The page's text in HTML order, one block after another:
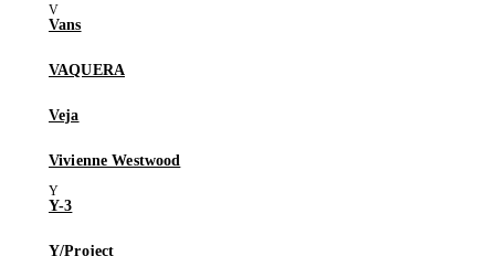
Vans
VAQUERA
Veja
Vivienne Westwood
Y-3
Y/Project